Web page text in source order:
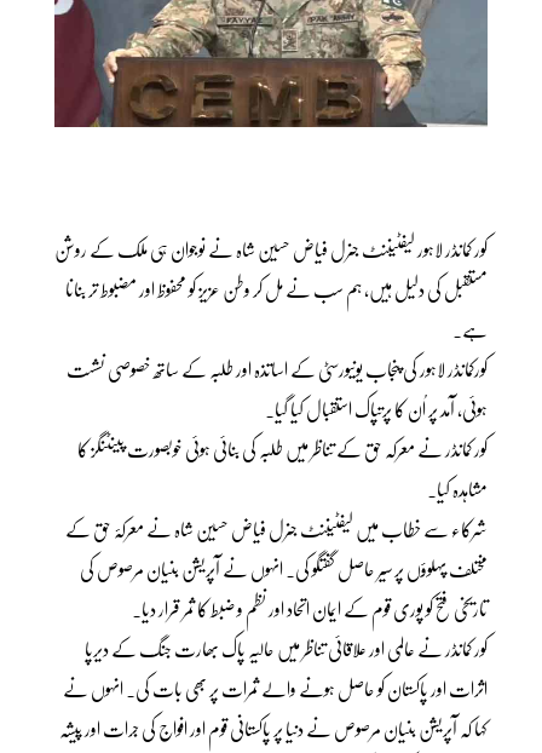
کور کمانڈر لاہور لیفٹیننٹ جنرل فیاض حسین شاہ نے نوجوان ہی ملک کے روشن
مستقبل کی دلیل ہیں، ہم سب نے مل کر وطن عزیز کو محفوظ اور مضبوط تر بنانا
ہے۔
کورکمانڈر لاہور کی پنجاب یونیورسٹی کے اساتذہ اور طلبہ کے ساتھ خصوصی نشست
ہوئی، آمد پر اُن کا پرتپاک استقبال کیا گیا۔
کور کمانڈر نے معرکہ حق کے تناظر میں طلبہ کی بنائی ہوئی خوبصورت پینٹنگز کا
مشاہدہ کیا۔
شرکاء سے خطاب میں لیفٹیننٹ جنرل فیاض حسین شاہ نے معرکۂ حق کے
مختلف پہلوؤں پر سیر حاصل گفتگو کی۔ انہوں نے آپریشن بنیان مرصوص کی
تاریخی فتح کو پوری قوم کے ایمان اتحاد اور نظم و ضبط کا ثمر قرار دیا۔
کور کمانڈر نے عالمی اور علاقائی تناظر میں حالیہ پاک بھارت جنگ کے دیرپا
اثرات اور پاکستان کو حاصل ہونے والے ثمرات پر بھی بات کی۔ انہوں نے
کہا کہ آپریشن بنیان مرصوص نے دنیا پر پاکستانی قوم اور افواج کی جرات اور پیشہ